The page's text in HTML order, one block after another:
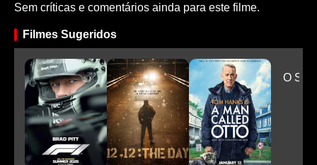
Sem críticas e comentários ainda para este filme.
Filmes Sugeridos
O